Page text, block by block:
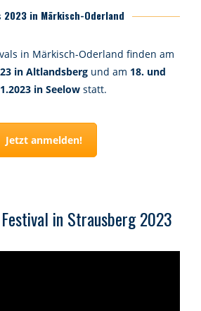
2023 in Märkisch-Oderland
in Märkisch-Oderland finden am
in Altlandsbergund am 18. und
in Seelow statt.
Jetzt anmelden!
in Strausberg 2023